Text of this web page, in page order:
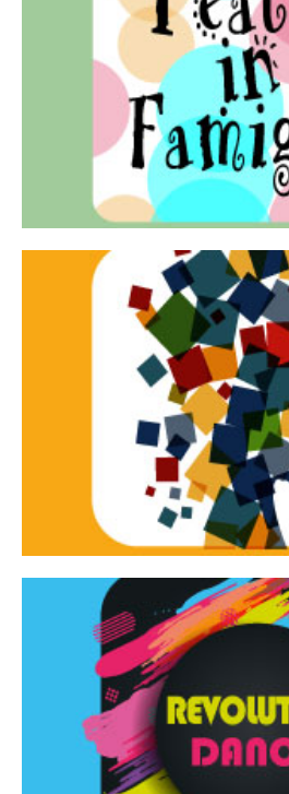
Teatro in
Teatro In Famiglia è una
per far condividere e godere
famiglia.
Continua
Tracce
Tracce Dinamiche è una
d’innovazione e
Continua
Revolution
Rassegna di danza